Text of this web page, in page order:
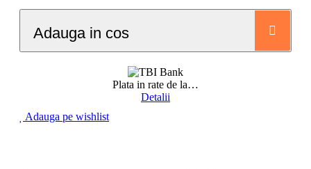
Adauga in cos
Plata in rate de la…
Detalii
Adauga pe wishlist